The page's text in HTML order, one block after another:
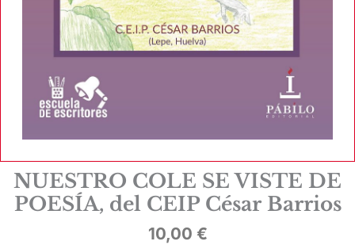
NUESTRO COLE SE VISTE DE
POESÍA, del CEIP César Barrios
10,00 €